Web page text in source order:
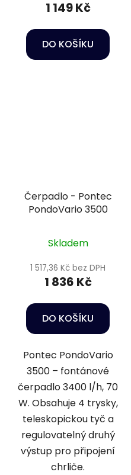
1 149 Kč
DO KOŠÍKU
Čerpadlo - Pontec
PondoVario 3500
Skladem
1 517,36 Kč bez DPH
1 836 Kč
DO KOŠÍKU
Pontec PondoVario
3500 – fontánové
čerpadlo 3400 l/h, 70
W. Obsahuje 4 trysky,
teleskopickou tyč a
regulovatelný druhý
výstup pro připojení
chrliče.